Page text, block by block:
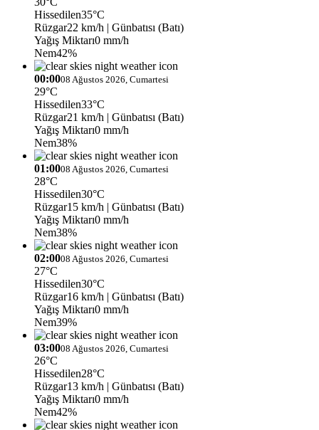
Hissedilen35°C
Rüzgar22 km/h | Günbatısı (Batı)
Yağış Miktarı0 mm/h
Nem42%
00:0008 Ağustos 2026, Cumartesi
29°C
Hissedilen33°C
Rüzgar21 km/h | Günbatısı (Batı)
Yağış Miktarı0 mm/h
Nem38%
01:0008 Ağustos 2026, Cumartesi
28°C
Hissedilen30°C
Rüzgar15 km/h | Günbatısı (Batı)
Yağış Miktarı0 mm/h
Nem38%
02:0008 Ağustos 2026, Cumartesi
27°C
Hissedilen30°C
Rüzgar16 km/h | Günbatısı (Batı)
Yağış Miktarı0 mm/h
Nem39%
03:0008 Ağustos 2026, Cumartesi
26°C
Hissedilen28°C
Rüzgar13 km/h | Günbatısı (Batı)
Yağış Miktarı0 mm/h
Nem42%